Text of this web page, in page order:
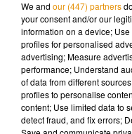
des antécédents
Musique
We and our (447) partners
your consent and/or our
information on a device;
profiles for personalised
advertising; Measure
performance; Understand
of data from different
profiles to personalise
content; Use limited data to
detect fraud, and fix errors;